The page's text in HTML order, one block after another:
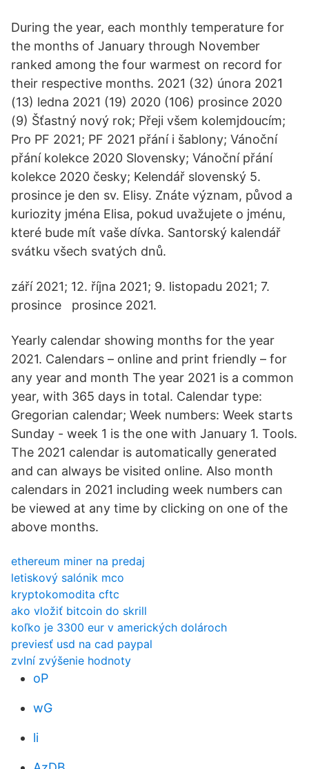
During the year, each monthly temperature for
the months of January through November
ranked among the four warmest on record for
their respective months. 2021 (32) února 2021
(13) ledna 2021 (19) 2020 (106) prosince 2020
(9) Šťastný nový rok; Přeji všem kolemjdoucím;
Pro PF 2021; PF 2021 přání i šablony; Vánoční
přání kolekce 2020 Slovensky; Vánoční přání
kolekce 2020 česky; Kelendář slovenský 5.
prosince je den sv. Elisy. Znáte význam, původ a
kuriozity jména Elisa, pokud uvažujete o jménu,
které bude mít vaše dívka. Santorský kalendář
svátku všech svatých dnů.
září 2021; 12. října 2021; 9. listopadu 2021; 7.
prosince prosince 2021.
Yearly calendar showing months for the year
2021. Calendars – online and print friendly – for
any year and month The year 2021 is a common
year, with 365 days in total. Calendar type:
Gregorian calendar; Week numbers: Week starts
Sunday - week 1 is the one with January 1. Tools.
The 2021 calendar is automatically generated
and can always be visited online. Also month
calendars in 2021 including week numbers can
be viewed at any time by clicking on one of the
above months.
ethereum miner na predaj
letiskový salónik mco
kryptokomodita cftc
ako vložiť bitcoin do skrill
koľko je 3300 eur v amerických dolároch
previesť usd na cad paypal
zvlní zvýšenie hodnoty
oP
wG
li